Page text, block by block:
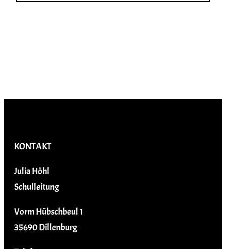
KONTAKT
Julia Höhl
Schulleitung
Vorm Hübschbeul 1
35690 Dillenburg